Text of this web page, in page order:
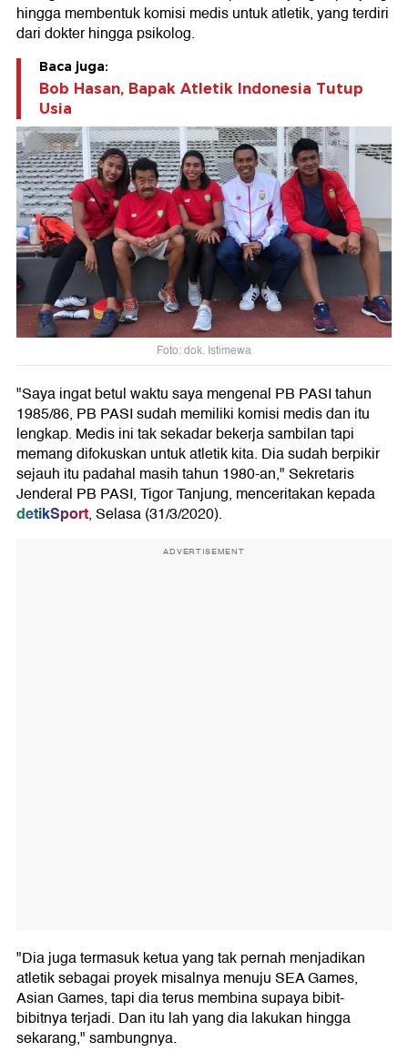
hingga membentuk komisi medis untuk atletik, yang terdiri
dari dokter hingga psikolog.
Baca juga:
Bob Hasan, Bapak Atletik Indonesia Tutup
Usia
Foto: dok. Istimewa
"Saya ingat betul waktu saya mengenal PB PASI tahun
1985/86, PB PASI sudah memiliki komisi medis dan itu
lengkap. Medis ini tak sekadar bekerja sambilan tapi
memang difokuskan untuk atletik kita. Dia sudah berpikir
sejauh itu padahal masih tahun 1980-an," Sekretaris
Jenderal PB PASI, Tigor Tanjung, menceritakan kepada
detikSport, Selasa (31/3/2020).
ADVERTISEMENT
"Dia juga termasuk ketua yang tak pernah menjadikan
atletik sebagai proyek misalnya menuju SEA Games,
Asian Games, tapi dia terus membina supaya bibit-
bibitnya terjadi. Dan itu lah yang dia lakukan hingga
sekarang," sambungnya.